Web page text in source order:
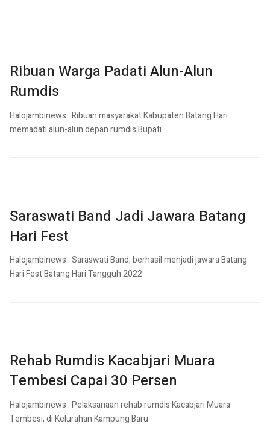
Ribuan Warga Padati Alun-Alun
Rumdis
Halojambinews : Ribuan masyarakat Kabupaten Batang Hari
memadati alun-alun depan rumdis Bupati
Saraswati Band Jadi Jawara Batang
Hari Fest
Halojambinews : Saraswati Band, berhasil menjadi jawara Batang
Hari Fest Batang Hari Tangguh 2022
Rehab Rumdis Kacabjari Muara
Tembesi Capai 30 Persen
Halojambinews : Pelaksanaan rehab rumdis Kacabjari Muara
Tembesi, di Kelurahan Kampung Baru